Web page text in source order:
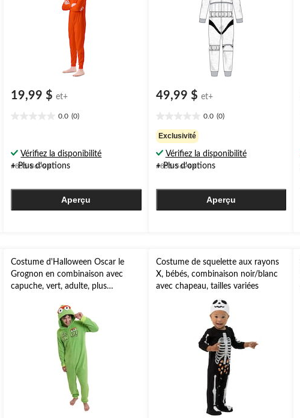
19,99 $ et+
0.0 (0)
5. Vérifiez la disponibilité
#855-8699X
+ Plus d'options
Aperçu
49,99 $ et+
0.0 (0)
étoile(s)
sur
5.
Exclusivité
Vérifiez la disponibilité
#855-5694X
+ Plus d'options
Aperçu
Costume d'Halloween Oscar le
Grognon en combinaison avec
capuche, vert, adulte, plus
Costume de squelette aux rayons
X, bébés, combinaison noir/blanc
avec chapeau, tailles variées